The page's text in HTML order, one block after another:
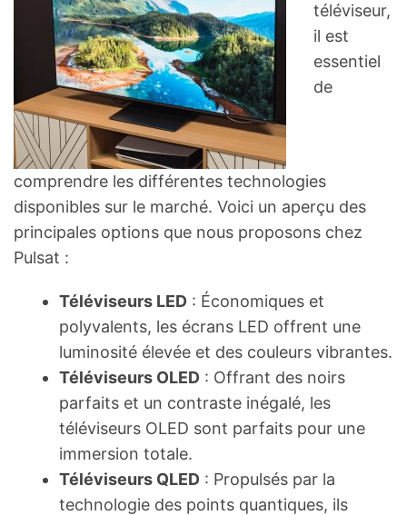
téléviseur,
il est
essentiel
de
comprendre les différentes technologies
disponibles sur le marché. Voici un aperçu des
principales options que nous proposons chez
Pulsat :
Téléviseurs LED : Économiques et
polyvalents, les écrans LED offrent une
luminosité élevée et des couleurs vibrantes.
Téléviseurs OLED : Offrant des noirs
parfaits et un contraste inégalé, les
téléviseurs OLED sont parfaits pour une
immersion totale.
Téléviseurs QLED : Propulsés par la
technologie des points quantiques, ils